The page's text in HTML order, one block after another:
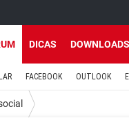
DICAS DOWNLOADS
FACEBOOK OUTLOOK